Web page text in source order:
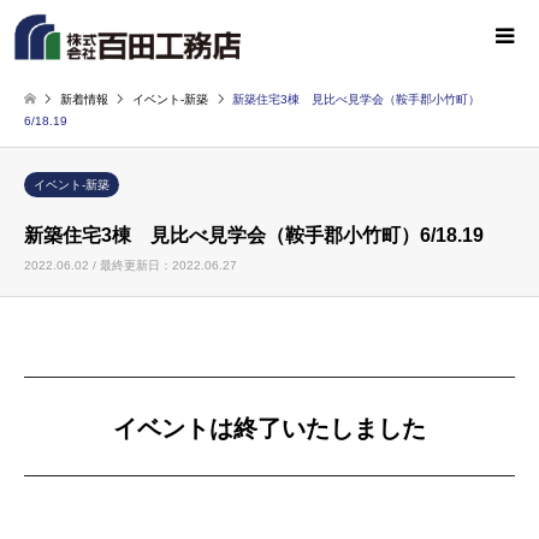
新着情報 イベント-新築
新築住宅3棟 見比べ見学会（鞍手郡小竹町）
6/18.19
イベント-新築
新築住宅3棟 見比べ見学会（鞍手郡小竹町）6/18.19
2022.06.02 / 最終更新日：2022.06.27
イベントは終了いたしました